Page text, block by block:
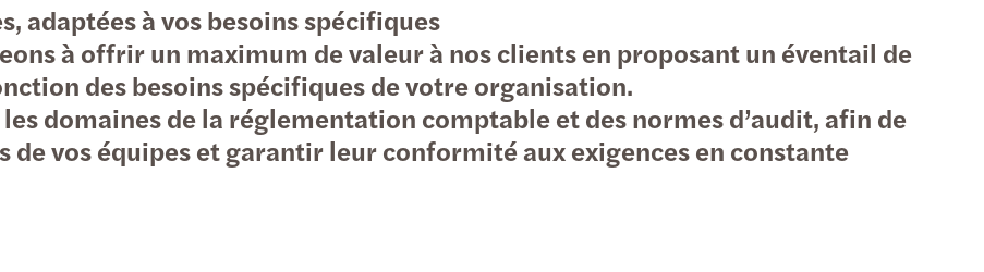
adaptées à vos besoins spécifiques
à offrir un maximum de valeur à nos clients en proposant un éventail de
des besoins spécifiques de votre organisation.
domaines de la réglementation comptable et des normes d’audit, afin de
vos équipes et garantir leur conformité aux exigences en constante